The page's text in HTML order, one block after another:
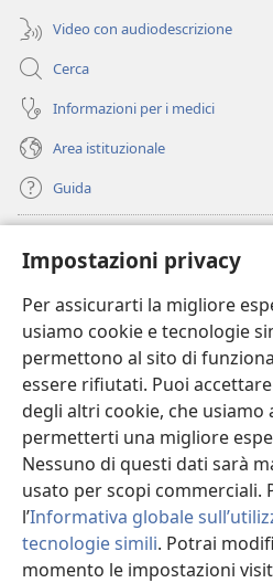
Impostazioni privacy
Per assicurarti la migliore
usiamo cookie e tecnologie
permettono al sito di
essere rifiutati. Puoi
degli altri cookie, che usiamo
permetterti una migliore
Nessuno di questi dati sarà
usato per scopi commerciali.
l’Informativa globale
tecnologie simili. Potrai
momento le impostazioni
Video con audiodescrizione
Cerca
Informazioni per i medici
Area istituzionale
Guida
(apre
una
nuova
finestra)
BIBLIOTECA ONLINE Watchtower
(apre
una
nuova
finestra)
JW Hub
(apre
una
nuova
finestra)
JW Library
Watchtower Library®
Copyright© 2026 Watch Tower Bible